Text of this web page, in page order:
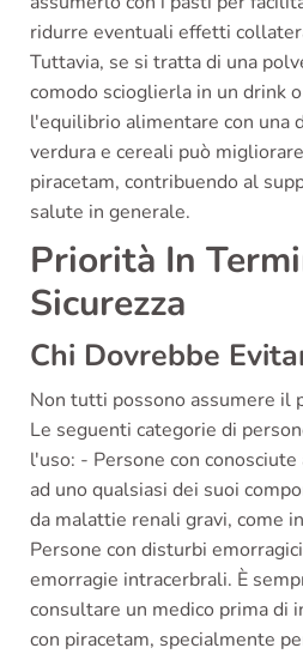
ridurre eventuali effetti
Tuttavia, se si tratta di una
comodo scioglierla in un drink
l'equilibrio alimentare con una
verdura e cereali può
piracetam, contribuendo al
salute in generale.
Priorità In
Sicurezza
Chi Dovrebbe
Non tutti possono assumere il
Le seguenti categorie di
l'uso: - Persone con
ad uno qualsiasi dei suoi
da malattie renali gravi, come
Persone con disturbi
emorragie intracerbrali. È
consultare un medico prima di
con piracetam, specialmente